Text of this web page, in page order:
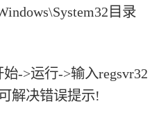
目录
->运行->输入regsvr32
解决错误提示!